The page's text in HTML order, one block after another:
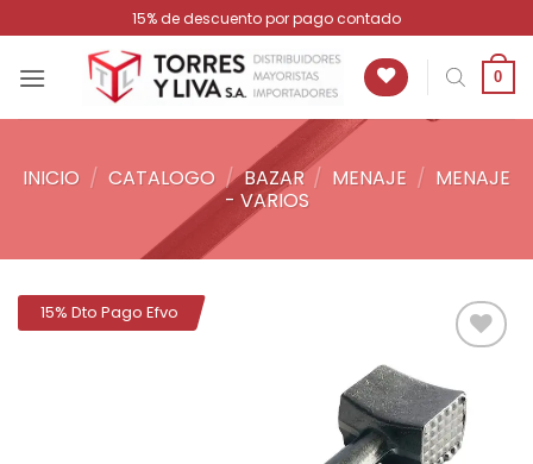
al
contenido
15% de descuento por pago contado
0
INICIO / CATALOGO / BAZAR / MENAJE / MENAJE
- VARIOS
15% Dto Pago Efvo
a la
lista de
deseos